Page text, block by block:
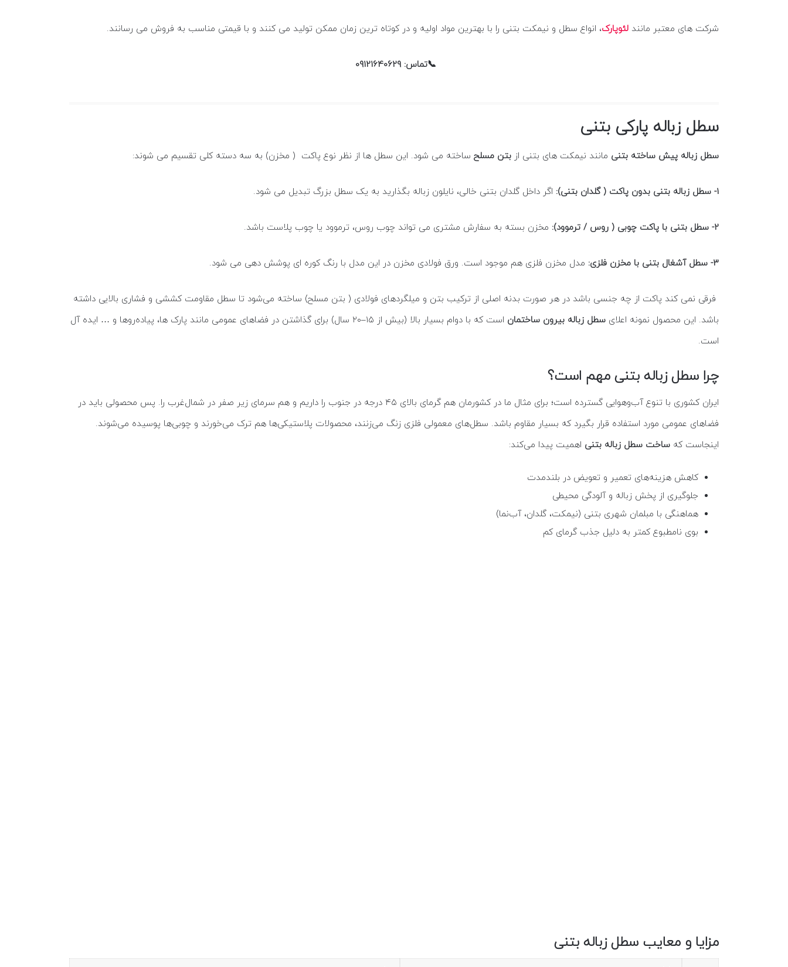
شرکت های معتبر مانند لئوپارک، انواع سطل و نیمکت بتنی را با بهترین مواد اولیه و در کوتاه ترین زمان ممکن تولید می کنند و با قیمتی مناسب به فروش می رسانند.
📞تماس: 09121640629
سطل زباله پارکی بتنی
سطل زباله پیش ساخته بتنی مانند نیمکت های بتنی از بتن مسلح ساخته می شود. این سطل ها از نظر نوع پاکت ( مخزن) به سه دسته کلی تقسیم می شوند:
1- سطل زباله بتنی بدون پاکت ( گلدان بتنی): اگر داخل گلدان بتنی خالی، نایلون زباله بگذارید به یک سطل بزرگ تبدیل می شود.
2- سطل بتنی با پاکت چوبی ( روس / ترموود): مخزن بسته به سفارش مشتری می تواند چوب روس، ترموود یا چوب پلاست باشد.
3- سطل آشغال بتنی با مخزن فلزی: مدل مخزن فلزی هم موجود است. ورق فولادی مخزن در این مدل با رنگ کوره ای پوشش دهی می شود.
فرقی نمی کند پاکت از چه جنسی باشد در هر صورت بدنه اصلی از ترکیب بتن و میلگردهای فولادی ( بتن مسلح) ساخته می‌شود تا سطل مقاومت کششی و فشاری بالایی داشته
باشد. این محصول نمونه اعلای سطل زباله بیرون ساختمان
است که با دوام بسیار بالا (بیش از ۱۵–۲۰ سال) برای گذاشتن در فضاهای عمومی مانند پارک ها، پیاده‌روها و … ایده آل
است.
چرا سطل زباله بتنی مهم است؟
ایران کشوری با تنوع آب‌وهوایی گسترده است؛ برای مثال ما در کشورمان هم گرمای بالای ۴۵ درجه در جنوب را داریم و هم سرمای زیر صفر در شمال‌غرب را. پس محصولی باید در
فضاهای عمومی مورد استفاده قرار بگیرد که بسیار مقاوم باشد. سطل‌های معمولی فلزی زنگ می‌زنند، محصولات پلاستیکی‌ها هم ترک می‌خورند و چوبی‌ها پوسیده می‌شوند.
اینجاست که ساخت سطل زباله بتنی اهمیت پیدا می‌کند:
کاهش هزینه‌های تعمیر و تعویض در بلندمدت
جلوگیری از پخش زباله و آلودگی محیطی
هماهنگی با مبلمان شهری بتنی (نیمکت، گلدان، آب‌نما)
بوی نامطبوع کمتر به دلیل جذب گرمای کم
مزایا و معایب سطل زباله بتنی